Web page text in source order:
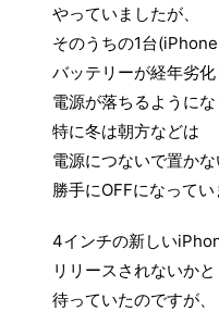
やっていましたが、
そのうちの1台
バッテリーが経年劣
電源が落ちるようにな
特に冬は朝方などは
電源につないで置かな
勝手にOFFになってい
4インチの新しい
リリースされないかと
待っていたのですが、